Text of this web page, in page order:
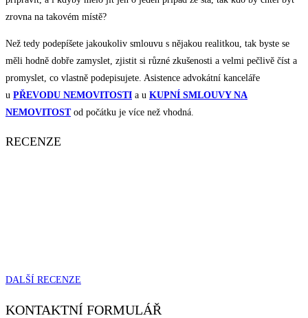
zrovna na takovém místě?
Než tedy podepíšete jakoukoliv smlouvu s nějakou realitkou, tak byste se
měli hodně dobře zamyslet, zjistit si různé zkušenosti a velmi pečlivě číst a
promyslet, co vlastně podepisujete. Asistence advokátní kanceláře
u PŘEVODU NEMOVITOSTI a u KUPNÍ SMLOUVY NA
NEMOVITOSTod počátku je více než vhodná.
RECENZE
DALŠÍ RECENZE
KONTAKTNÍ FORMULÁŘ